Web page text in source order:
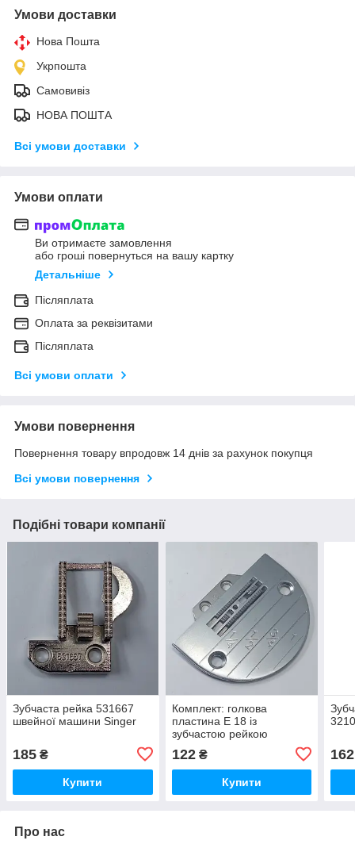
Умови доставки
Нова Пошта
Укрпошта
Самовивіз
НОВА ПОШТА
Всі умови доставки
Умови оплати
Ви отримаєте замовлення
або гроші повернуться на вашу картку
Детальніше
Післяплата
Оплата за реквізитами
Післяплата
Всі умови оплати
Умови повернення
Повернення товару впродовж 14 днів за рахунок покупця
Всі умови повернення
Подібні товари компанії
Зубчаста рейка 531667
швейної машини Singer
185 ₴
Купити
Комплект: голкова
пластина E 18 із
зубчастою рейкою
122₴
Купити
162
Про нас